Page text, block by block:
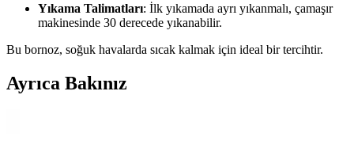
Yıkama Talimatları: İlk yıkamada ayrı yıkanmalı, çamaşır
makinesinde 30 derecede yıkanabilir.
Bu bornoz, soğuk havalarda sıcak kalmak için ideal bir tercihtir.
Ayrıca Bakınız